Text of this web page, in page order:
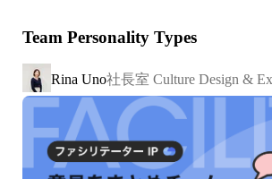
【グループ紹介】
■ ゲームデータのマーケットプレイス
私たちは『ゲームにかけた時間や努力
つくる』ため、ゲームに関わるすべて
した時間」をお金に変えたり、「自分
る」ことができるようにしたいと考
Team Personality Types
Rina Uno社長室 Culture Design &